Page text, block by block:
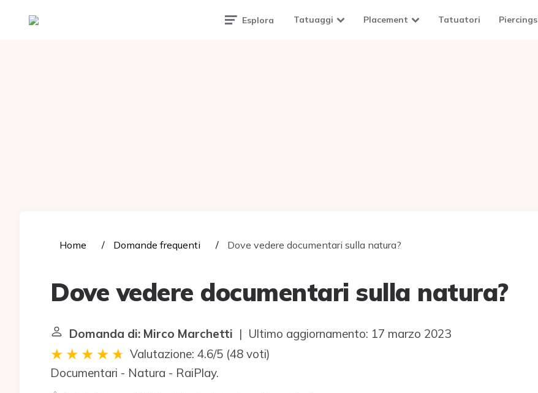
Tattoomuse.it Esplora Tatuaggi Placement Tatuatori Piercings
Home Domande frequenti Dove vedere documentari sulla natura?
Dove vedere documentari sulla natura?
Domanda di: Mirco Marchetti | Ultimo aggiornamento: 17 marzo 2023
Valutazione: 4.6/5 (48 voti)
Documentari - Natura - RaiPlay.